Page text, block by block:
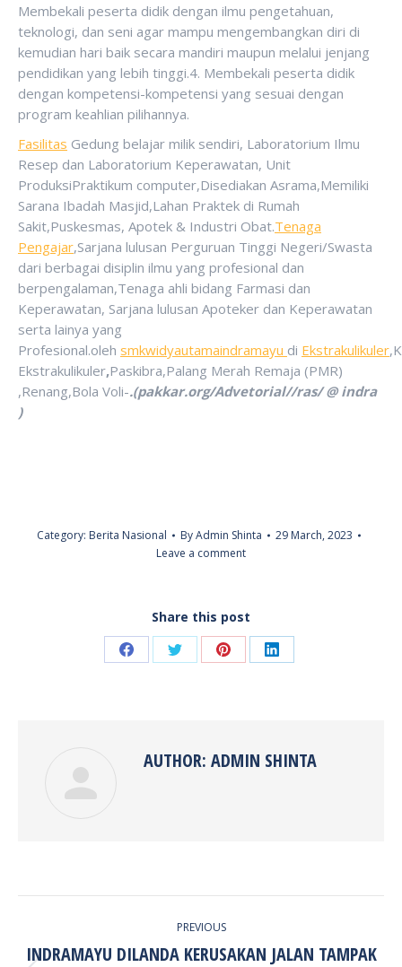
Membekali peserta didik dengan ilmu pengetahuan,
teknologi, dan seni agar mampu mengembangkan diri di
kemudian hari baik secara mandiri maupun melalui jenjang
pendidikan yang lebih tinggi.4. Membekali peserta didik
dengan kompetensi-kompetensi yang sesuai dengan
program keahlian pilihannya.
Fasilitas Gedung belajar milik sendiri, Laboratorium Ilmu
Resep dan Laboratorium Keperawatan, Unit
ProduksiPraktikum computer,Disediakan Asrama,Memiliki
Sarana Ibadah Masjid,Lahan Praktek di Rumah
Sakit,Puskesmas, Apotek & Industri Obat.Tenaga
Pengajar,Sarjana lulusan Perguruan Tinggi Negeri/Swasta
dari berbagai disiplin ilmu yang profesional dan
berpengalaman,Tenaga ahli bidang Farmasi dan
Keperawatan, Sarjana lulusan Apoteker dan Keperawatan
serta lainya yang
Profesional.oleh smkwidyautamaindramayu di Ekstrakulikuler
Ekstrakulikuler,Paskibra,Palang Merah Remaja (PMR)
,Renang,Bola Voli-.(pakkar.org/Advetorial//ras/ @ indra
)
Category: Berita Nasional ByAdmin Shinta
29 March, 2023
Leave a comment
Share this post
Share Share Share Share
AUTHOR: ADMIN SHINTA
PREVIOUS
INDRAMAYU DILANDA KERUSAKAN JALAN TAMPAK